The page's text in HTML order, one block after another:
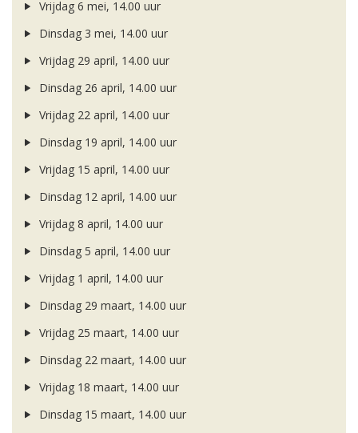
Vrijdag 6 mei, 14.00 uur
Dinsdag 3 mei, 14.00 uur
Vrijdag 29 april, 14.00 uur
Dinsdag 26 april, 14.00 uur
Vrijdag 22 april, 14.00 uur
Dinsdag 19 april, 14.00 uur
Vrijdag 15 april, 14.00 uur
Dinsdag 12 april, 14.00 uur
Vrijdag 8 april, 14.00 uur
Dinsdag 5 april, 14.00 uur
Vrijdag 1 april, 14.00 uur
Dinsdag 29 maart, 14.00 uur
Vrijdag 25 maart, 14.00 uur
Dinsdag 22 maart, 14.00 uur
Vrijdag 18 maart, 14.00 uur
Dinsdag 15 maart, 14.00 uur